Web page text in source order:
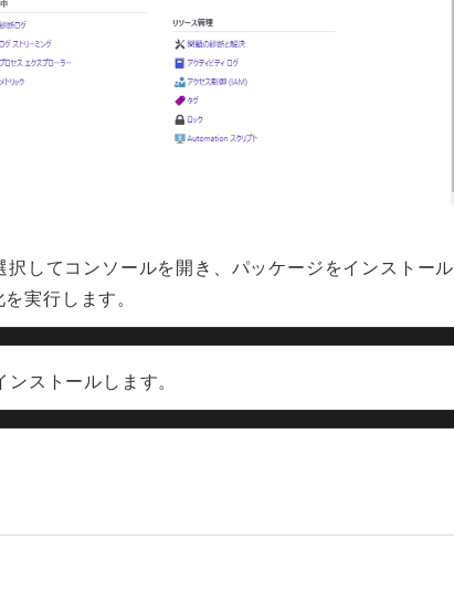
してコンソールを開き、パッケージをインストール
実行します。
ストールします。